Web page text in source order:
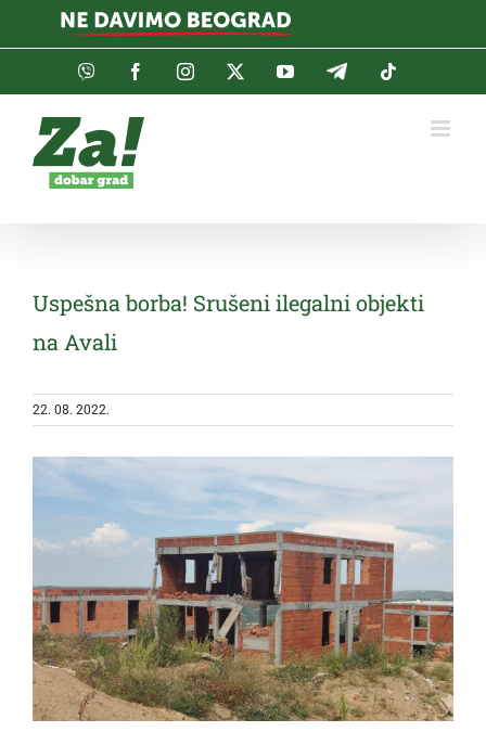
Viber FacebookInstagramTwitterYouTubeTelegram
Uspešna borba! Srušeni ilegalni objekti
na Avali
22. 08. 2022.